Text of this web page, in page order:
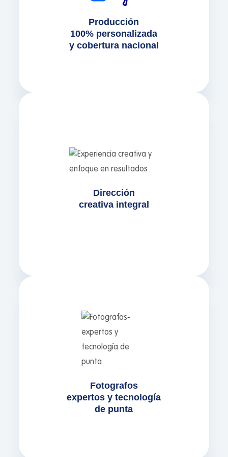
Producción
100% personalizada
y cobertura nacional
Transporte, Estética y Salud, ONG y
Educación. Así obtiene fotografía profesional
consistente, ya sea publicitaria, corporativa
o fotografía 360, sin importar dónde se
Dirección
creativa integral
iluminación, props y styling para que cada
imagen comunique el valor de su marca.
coherencia visual en catálogos, ecommerce
Fotografos
expertos y tecnología
de punta
Bogotá y Medellín, cámaras full-frame,
ópticas de alta resolución, iluminación
profesional, drones y cámaras 360 para
capturar ángulos imposibles. Nuestro flujo de
montaje especializado con Inteligencia
Artificial, entregando archivos ligeros, listos